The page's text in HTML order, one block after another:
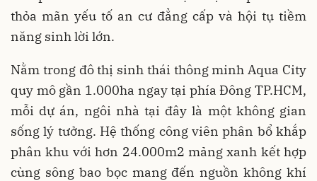
thỏa mãn yếu tố an cư đẳng cấp và hội tụ tiềm
năng sinh lời lớn.
Nằm trong đô thị sinh thái thông minh Aqua City
quy mô gần 1.000ha ngay tại phía Đông TP.HCM,
mỗi dự án, ngôi nhà tại đây là một không gian
sống lý tưởng. Hệ thống công viên phân bổ khắp
phân khu với hơn 24.000m2 mảng xanh kết hợp
cùng sông bao bọc mang đến nguồn không khí